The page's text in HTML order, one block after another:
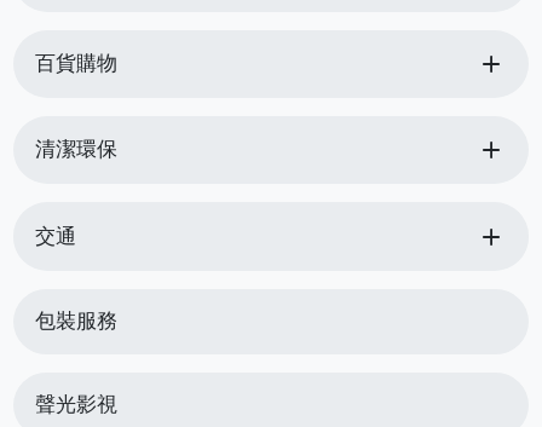
百貨購物 add
清潔環保 add
交通 add
包裝服務
聲光影視